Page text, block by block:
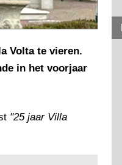
Volta te vieren.
in het voorjaar
"25 jaar Villa